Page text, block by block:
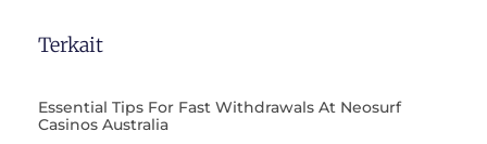
Terkait
Essential Tips For Fast Withdrawals At Neosurf
Casinos Australia